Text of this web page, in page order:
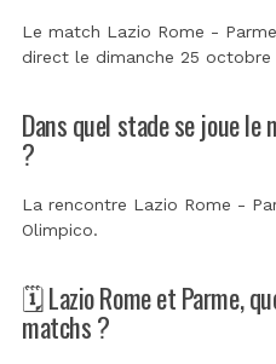
Le match Lazio Rome -
direct le dimanche 25 octobre
Dans quel stade se joue le
?
La rencontre Lazio Rome -
Olimpico.
🗓️ Lazio Rome et Parme,
matchs ?